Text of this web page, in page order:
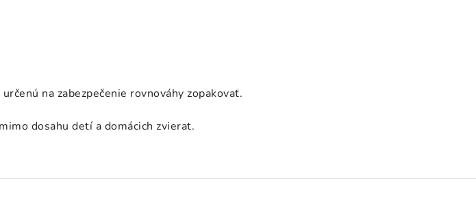
na zabezpečenie rovnováhy zopakovať.
dosahu detí a domácich zvierat.